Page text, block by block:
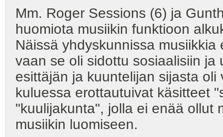
Mm. Roger Sessions (6) ja
huomiota musiikin funktioon
Näissä yhdyskunnissa
vaan se oli sidottu sosiaalisiin
esittäjän ja kuuntelijan sijasta
kuluessa erottautuivat käsitteet
"kuulijakunta", jolla ei enää ollut
musiikin luomiseen.